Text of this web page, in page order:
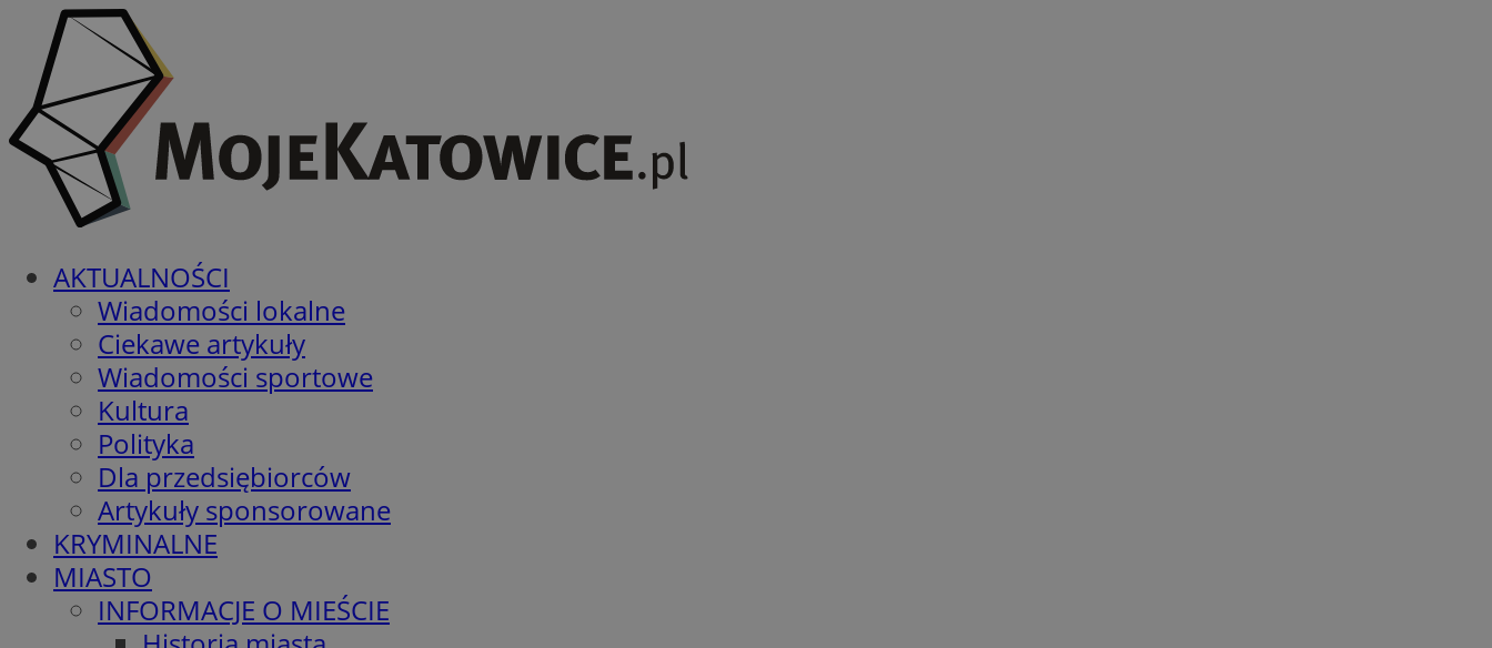
AKTUALNOŚCI
Wiadomości lokalne
Ciekawe artykuły
Wiadomości sportowe
Kultura
Polityka
Dla przedsiębiorców
Artykuły sponsorowane
KRYMINALNE
MIASTO
INFORMACJE O MIEŚCIE